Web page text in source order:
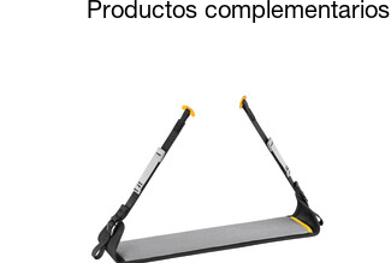
Productos complementarios